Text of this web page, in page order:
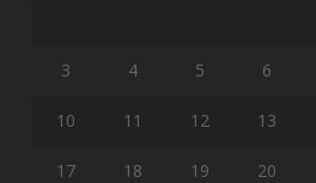
3 4 5 6
10 11 12 13
17 18 19 20